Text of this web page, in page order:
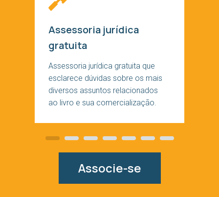
Assessoria jurídica
gratuita
Assessoria jurídica gratuita que
esclarece dúvidas sobre os mais
diversos assuntos relacionados
ao livro e sua comercialização.
Slide Slide Slide Slide Slide Slide Slide
Associe-se